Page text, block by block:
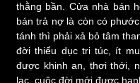
thằng bần. Cửa nhà bán
bán trả nợ là còn có
tánh thì phải xả bỏ tâm
đời thiểu dục tri túc, ít
được khinh an, thơi thới,
lạc, cuộc đời mới được